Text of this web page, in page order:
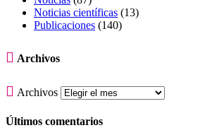
Noticias científicas (13)
Publicaciones (140)
 Archivos
 Archivos
Últimos comentarios